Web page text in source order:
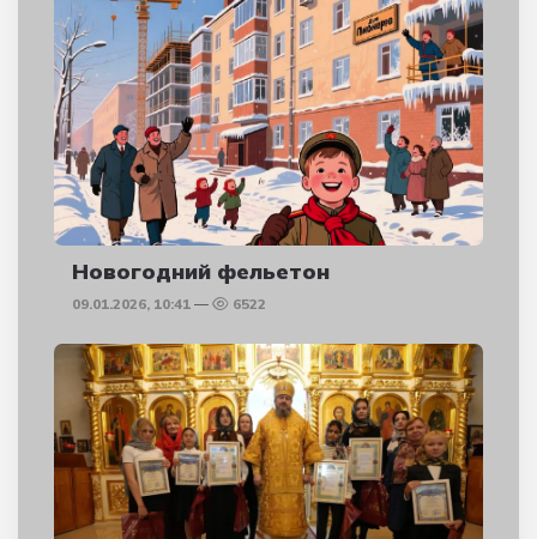
Новогодний фельетон
09.01.2026, 10:41 6522